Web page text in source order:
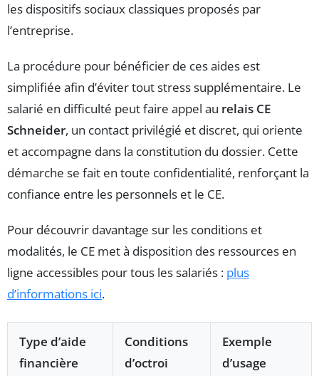
les dispositifs sociaux classiques proposés par
l’entreprise.
La procédure pour bénéficier de ces aides est
simplifiée afin d’éviter tout stress supplémentaire. Le
salarié en difficulté peut faire appel au relais CE
Schneider, un contact privilégié et discret, qui oriente
et accompagne dans la constitution du dossier. Cette
démarche se fait en toute confidentialité, renforçant la
confiance entre les personnels et le CE.
Pour découvrir davantage sur les conditions et
modalités, le CE met à disposition des ressources en
ligne accessibles pour tous les salariés : plus
d’informations ici.
Type d’aide
financière
Conditions
d’octroi
Exemple
d’usage